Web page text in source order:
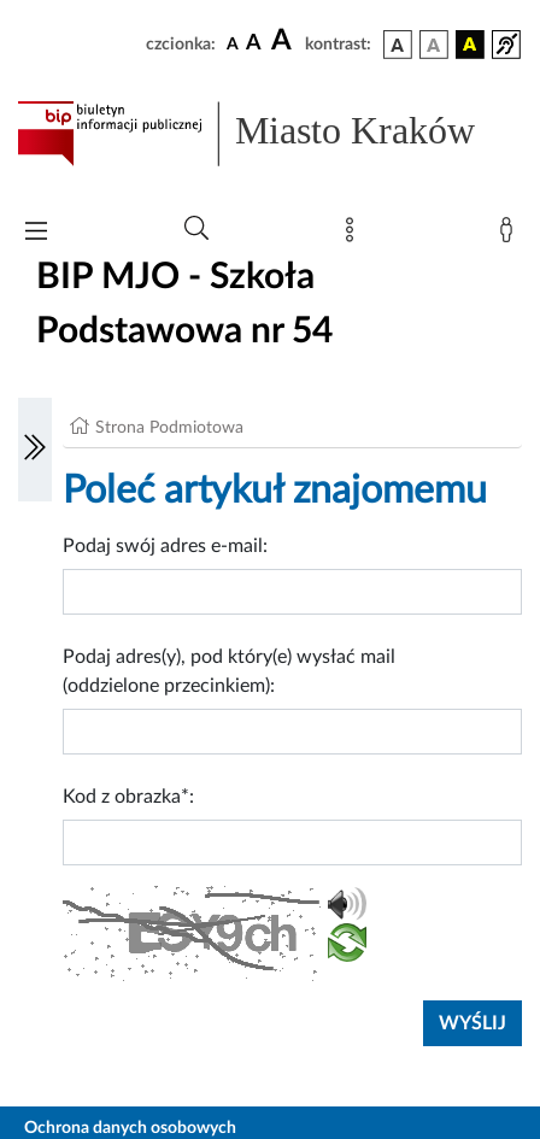
czcionka: A A A kontrast:
Miasto Kraków
BIP MJO - Szkoła
Podstawowa nr 54
Strona Podmiotowa
Poleć artykuł znajomemu
Podaj swój adres e-mail:
Podaj adres(y), pod który(e) wysłać mail
(oddzielone przecinkiem):
Kod z obrazka*:
Ochrona danych osobowych